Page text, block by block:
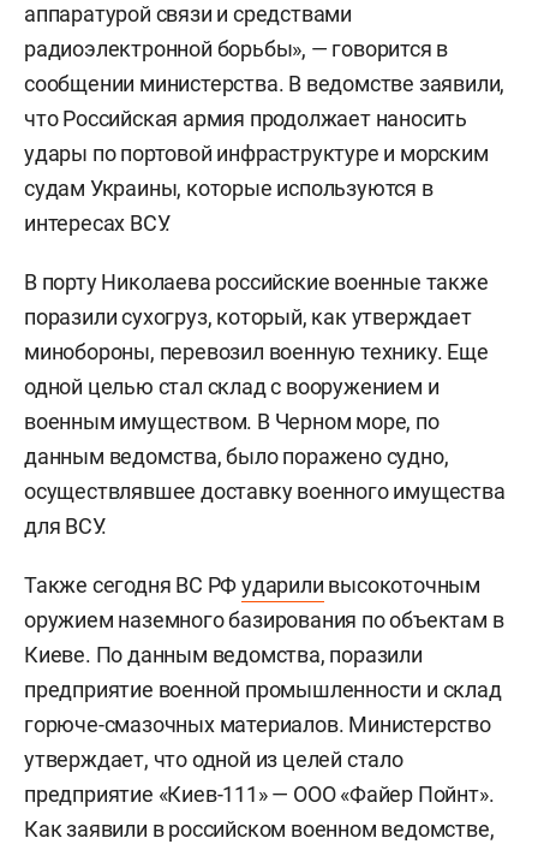
аппаратурой связи и средствами
радиоэлектронной борьбы», — говорится в
сообщении министерства. В ведомстве заявили,
что Российская армия продолжает наносить
удары по портовой инфраструктуре и морским
судам Украины, которые используются в
интересах ВСУ.
В порту Николаева российские военные также
поразили сухогруз, который, как утверждает
минобороны, перевозил военную технику. Еще
одной целью стал склад с вооружением и
военным имуществом. В Черном море, по
данным ведомства, было поражено судно,
осуществлявшее доставку военного имущества
для ВСУ.
Также сегодня ВС РФударили высокоточным
оружием наземного базирования по объектам в
Киеве. По данным ведомства, поразили
предприятие военной промышленности и склад
горюче-смазочных материалов. Министерство
утверждает, что одной из целей стало
предприятие «Киев-111» — ООО «Файер Пойнт».
Как заявили в российском военном ведомстве,